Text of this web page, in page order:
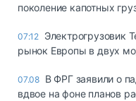
поколение капотных
07:12 Электрогрузовик
рынок Европы в двух
07.08 В ФРГ заявили о
вдвое на фоне планов